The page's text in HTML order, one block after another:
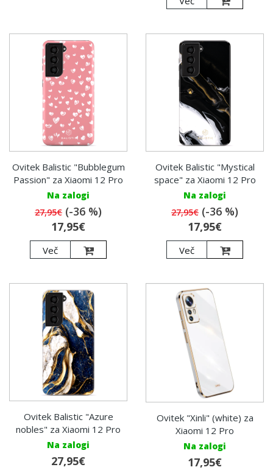
Ovitek Balistic "Bubblegum
Passion" za Xiaomi 12 Pro
Na zalogi
27,95€ (-36 %)
17,95€
Več
Ovitek Balistic "Mystical
space" za Xiaomi 12 Pro
Na zalogi
27,95€ (-36 %)
17,95€
Več
Ovitek Balistic "Azure
nobles" za Xiaomi 12 Pro
Na zalogi
27,95€
Ovitek "Xinli" (white) za
Xiaomi 12 Pro
Na zalogi
17,95€